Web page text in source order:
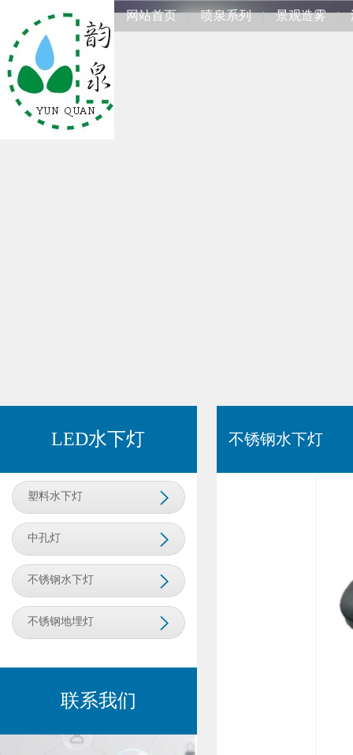
网站首页 喷泉系列 景观造雾
LED水下灯
塑料水下灯
中孔灯
不锈钢水下灯
不锈钢地埋灯
联系我们
不锈钢水下灯